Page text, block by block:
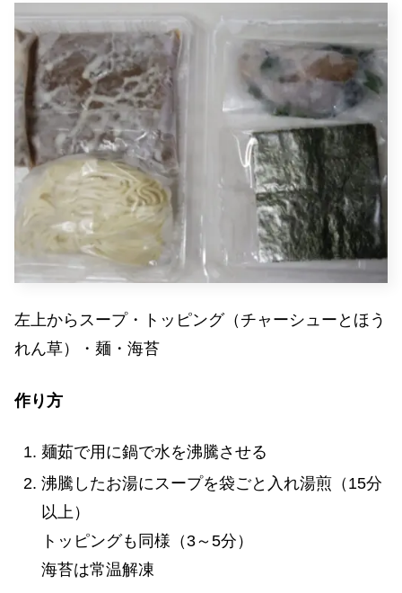
左上からスープ・トッピング（チャーシューとほう
れん草）・麺・海苔
作り方
麺茹で用に鍋で水を沸騰させる
沸騰したお湯にスープを袋ごと入れ湯煎（15分
以上）
トッピングも同様（3～5分）
海苔は常温解凍